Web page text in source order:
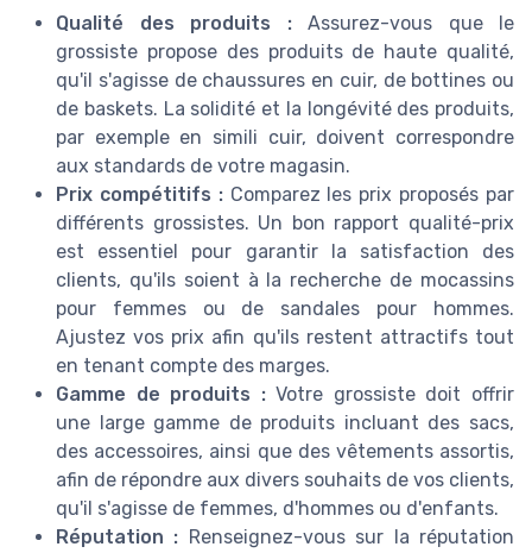
Qualité des produits :Assurez-vous que le
grossiste propose des produits de haute qualité,
qu'il s'agisse de chaussures en cuir, de bottines ou
de baskets. La solidité et la longévité des produits,
par exemple en simili cuir, doivent correspondre
aux standards de votre magasin.
Prix compétitifs :Comparez les prix proposés par
différents grossistes. Un bon rapport qualité-prix
est essentiel pour garantir la satisfaction des
clients, qu'ils soient à la recherche de mocassins
pour femmes ou de sandales pour hommes.
Ajustez vos prix afin qu'ils restent attractifs tout
en tenant compte des marges.
Gamme de produits :Votre grossiste doit offrir
une large gamme de produits incluant des sacs,
des accessoires, ainsi que des vêtements assortis,
afin de répondre aux divers souhaits de vos clients,
qu'il s'agisse de femmes, d'hommes ou d'enfants.
Réputation : Renseignez-vous sur la réputation